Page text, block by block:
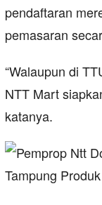
pendaftaran
pemasaran
“Walaupun di
NTT Mart
katanya.